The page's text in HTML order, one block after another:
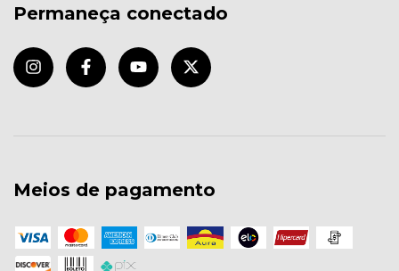
Permaneça conectado
Meios de pagamento